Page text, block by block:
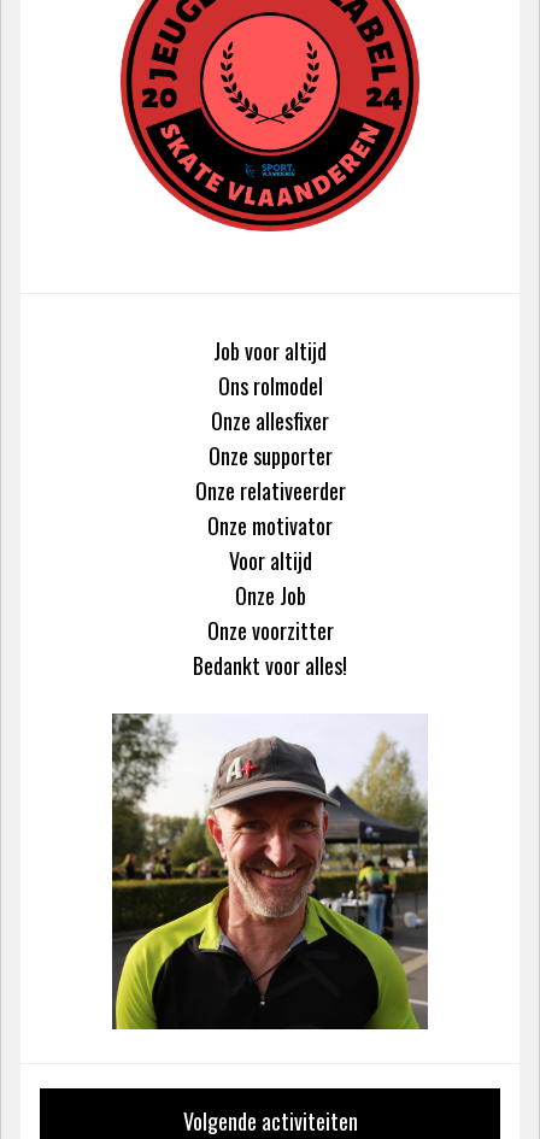
Job voor altijd
Ons rolmodel
Onze allesfixer
Onze supporter
Onze relativeerder
Onze motivator
Voor altijd
Onze Job
Onze voorzitter
Bedankt voor alles!
Volgende activiteiten